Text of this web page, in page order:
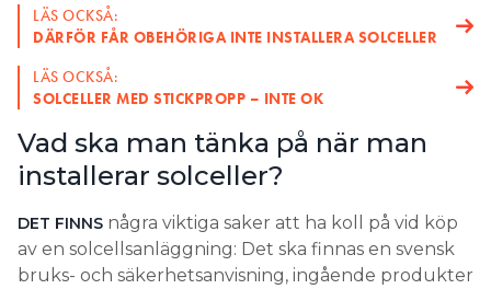
LÄS OCKSÅ:
DÄRFÖR FÅR OBEHÖRIGA INTE INSTALLERA SOLCELLER
LÄS OCKSÅ:
SOLCELLER MED STICKPROPP – INTE OK
Vad ska man tänka på när man
installerar solceller?
DET FINNS några viktiga saker att ha koll på vid köp
av en solcellsanläggning: Det ska finnas en svensk
bruks- och säkerhetsanvisning, ingående produkter